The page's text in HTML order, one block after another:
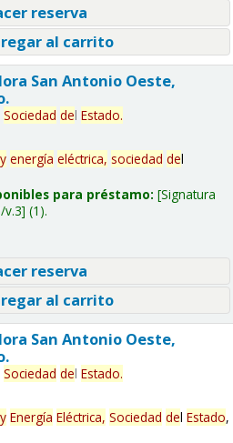
reserva
al carrito
San Antonio Oeste,
Sociedad del Estado.
y energía eléctrica, sociedad del
para préstamo: Signatura
v.3 (1).
reserva
al carrito
San Antonio Oeste,
Sociedad del Estado.
y Energía Eléctrica, Sociedad del Estado,